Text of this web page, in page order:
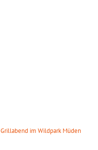
Grillabend im Wildpark Müden